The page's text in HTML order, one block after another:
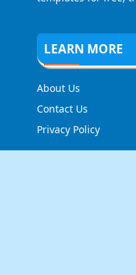
LEARN MORE
About Us
Contact Us
Privacy Policy